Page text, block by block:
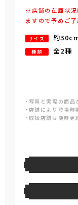
※店舗の在庫状況
ますので予めご了
サイズ 約
種類 全2種
・写真と実際の商
・店舗により登場
・取扱店舗は随時